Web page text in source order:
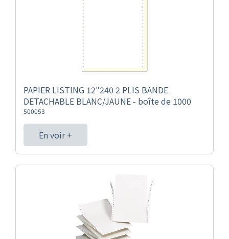
PAPIER LISTING 12"240 2 PLIS BANDE
DETACHABLE BLANC/JAUNE - boîte de 1000
500053
En voir +